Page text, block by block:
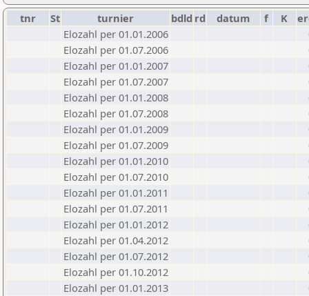
tnr St turnier bdld rd datum f K
Elozahl per 01.01.2006
Elozahl per 01.07.2006
Elozahl per 01.01.2007
Elozahl per 01.07.2007
Elozahl per 01.01.2008
Elozahl per 01.07.2008
Elozahl per 01.01.2009
Elozahl per 01.07.2009
Elozahl per 01.01.2010
Elozahl per 01.07.2010
Elozahl per 01.01.2011
Elozahl per 01.07.2011
Elozahl per 01.01.2012
Elozahl per 01.04.2012
Elozahl per 01.07.2012
Elozahl per 01.10.2012
Elozahl per 01.01.2013